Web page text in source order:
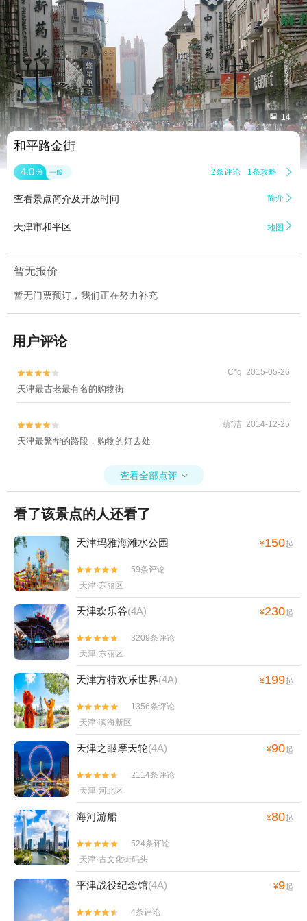
 14
和平路金街
4.0 分 一般 2条评论 1条攻略 
查看景点简介及开放时间 简介 
天津市和平区 地图 
暂无报价
暂无门票预订，我们正在努力补充
用户评论

 C*g 2015-05-26
天津最古老最有名的购物街

 葫*洁 2014-12-25
天津最繁华的路段，购物的好去处
查看全部点评 
看了该景点的人还看了
天津玛雅海滩水公园 ¥150起


59条评论
天津·东丽区
天津欢乐谷(4A) ¥230起


3209条评论
天津·东丽区
天津方特欢乐世界(4A) ¥199起


1356条评论
天津·滨海新区
天津之眼摩天轮(4A) ¥90起


2114条评论
天津·河北区
海河游船 ¥80起


524条评论
天津·古文化街码头
平津战役纪念馆(4A) ¥9起

 4条评论
